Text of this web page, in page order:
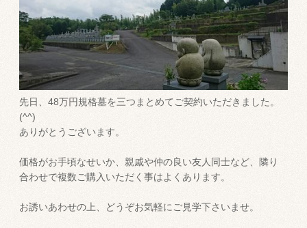
先日、48万円規格墓を三つまとめてご契約いただきました。
(^^)
ありがとうございます。
価格がお手頃なせいか、親戚や仲の良い友人同士など、隣り
合わせで複数ご購入いただく事はよくあります。
お誘いあわせの上、どうぞお気軽にご見学下さいませ。